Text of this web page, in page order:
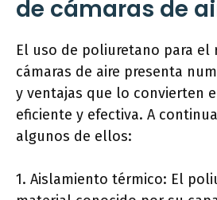
de cámaras de
El uso de poliuretano para el
cámaras de aire presenta
y ventajas que lo convierten
eficiente y efectiva. A
algunos de ellos:
1. Aislamiento térmico: El